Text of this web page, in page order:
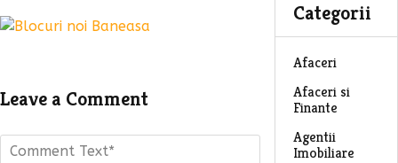
Leave a Comment
Categorii
Afaceri
Afaceri si
Finante
Agentii
Imobiliare